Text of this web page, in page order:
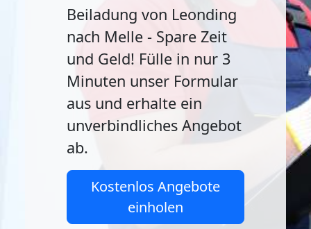
Beiladung von Leonding
nach Melle - Spare Zeit
und Geld! Fülle in nur 3
Minuten unser Formular
aus und erhalte ein
unverbindliches Angebot
ab.
Kostenlos Angebote
einholen